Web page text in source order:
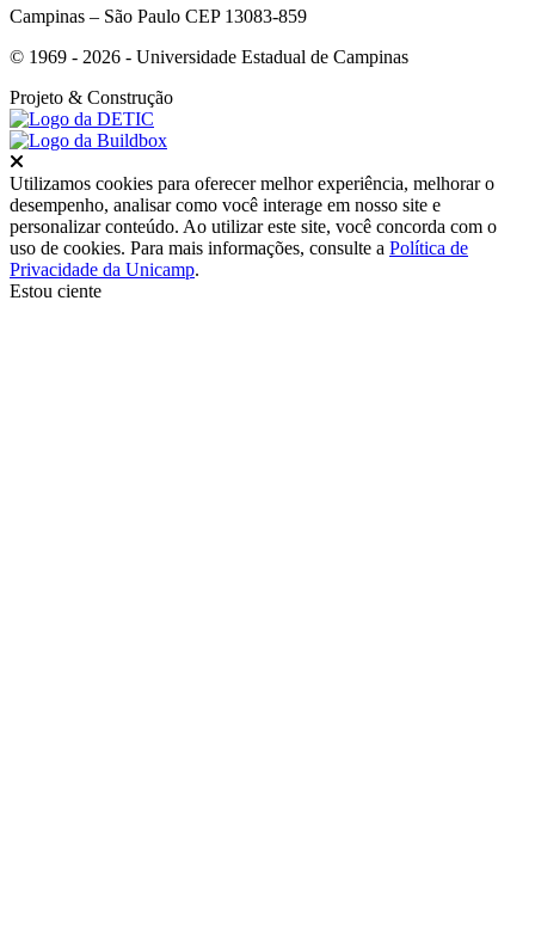
Campinas – São Paulo CEP 13083-859
© 1969 - 2026 - Universidade Estadual de Campinas
Projeto & Construção
Utilizamos cookies para oferecer melhor experiência, melhorar o
desempenho, analisar como você interage em nosso site e
personalizar conteúdo. Ao utilizar este site, você concorda com o
uso de cookies. Para mais informações, consulte a Política de
Privacidade da Unicamp.
Estou ciente